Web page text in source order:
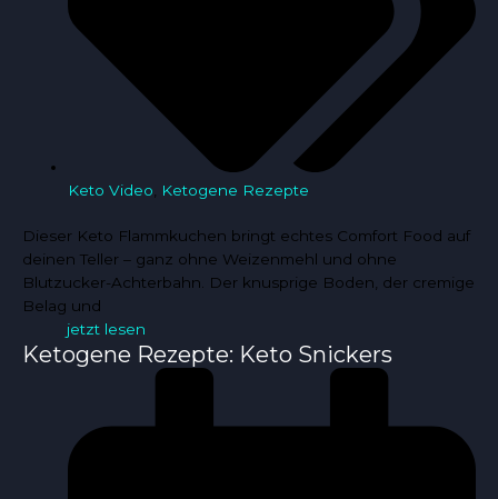
Keto Video Ketogene Rezepte
Dieser Keto Flammkuchen bringt echtes Comfort Food auf
deinen Teller – ganz ohne Weizenmehl und ohne
Blutzucker-Achterbahn. Der knusprige Boden, der cremige
Belag und
jetzt lesen
Ketogene Rezepte: Keto Snickers